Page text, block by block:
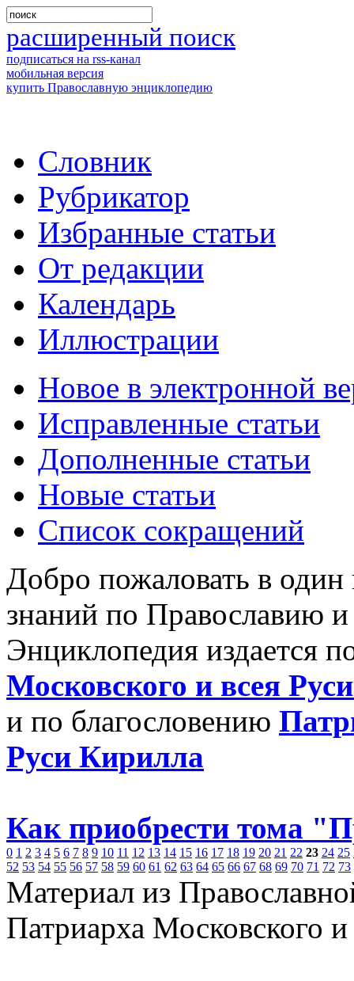
расширенный поиск
подписаться на rss-канал
мобильная версия
купить Православную энциклопедию
Словник
Рубрикатор
Избранные статьи
От редакции
Календарь
Иллюстрации
Новое в электронной
Исправленные статьи
Дополненные статьи
Новые статьи
Список сокращений
Добро пожаловать в
знаний по Православию
Энциклопедия издается
Московского и всея
и по благословению
Руси Кирилла
Как приобрести тома
0 1 2 3 4 5 6 7 8 9 10 11 12 13 14 15 16 17 18 19 20 21 22 23 24 25
52 53 54 55 56 57 58 59 60 61 62 63 64 65 66 67 68 69 70 71 72 73
Материал из
Патриарха Московского